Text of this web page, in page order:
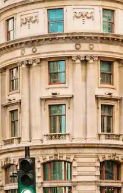
para baixo do teclado ou tocando